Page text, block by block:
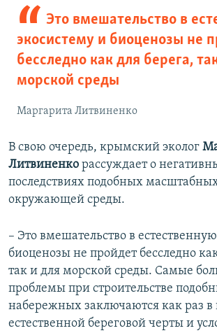
щ
л
а
й
д
д
щ
и
а
й
д
Это вмешательство в
экосистему и биоценозы не
бесследно как для берега,
морской среды
Маргарита Литвиненко
В свою очередь, крымский эколог
Литвиненко рассуждает о
последствиях подобных
окружающей среды.
– Это вмешательство в
биоценозы не пройдет бесследно
так и для морской среды. Самые
проблемы при строительстве
набережных заключаются как раз
естественной береговой черты и